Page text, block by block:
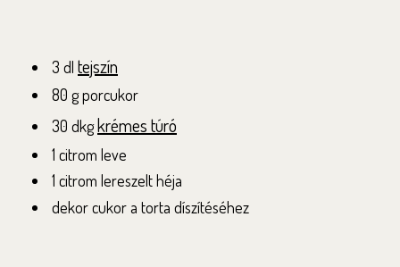
3 dl tejszín
80 g porcukor
30 dkgkrémes túró
1 citrom leve
1 citrom lereszelt héja
dekor cukor a torta díszítéséhez